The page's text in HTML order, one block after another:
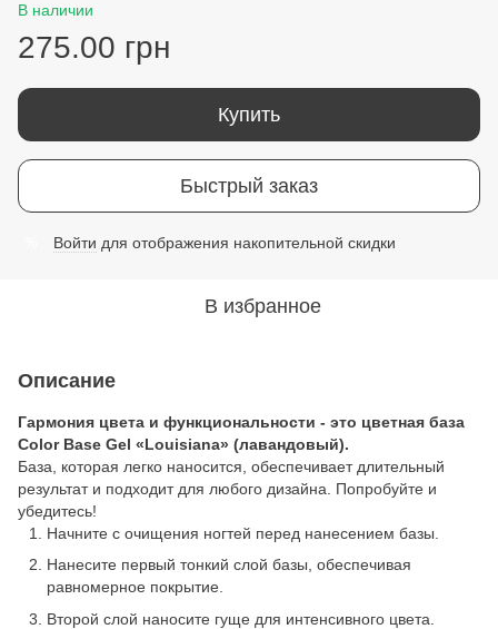
В наличии
275.00 грн
Купить
Быстрый заказ
Войти для отображения накопительной скидки
В избранное
Описание
Гармония цвета и функциональности - это цветная база
Color Base Gel «Louisiana» (лавандовый).
База, которая легко наносится, обеспечивает длительный
результат и подходит для любого дизайна. Попробуйте и
убедитесь!
Начните с очищения ногтей перед нанесением базы.
Нанесите первый тонкий слой базы, обеспечивая
равномерное покрытие.
Второй слой наносите гуще для интенсивного цвета.